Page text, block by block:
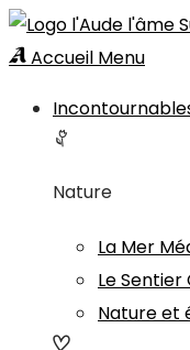
Accueil Menu
Nature
La Mer
Le
Nature et